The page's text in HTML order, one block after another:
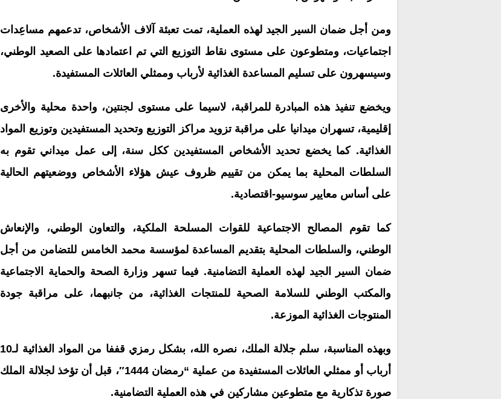
ومن أجل ضمان السير الجيد لهذه العملية، تمت تعبئة آلاف الأشخاص، تدعمهم مساعِدات
اجتماعيات، ومتطوعون على مستوى نقاط التوزيع التي تم اعتمادها على الصعيد الوطني،
وسيسهرون على تسليم المساعدة الغذائية لأرباب وممثلي العائلات المستفيدة.
ويخضع تنفيذ هذه المبادرة للمراقبة، لاسيما على مستوى لجنتين، واحدة محلية والأخرى
إقليمية، تسهران ميدانيا على مراقبة تزويد مراكز التوزيع وتحديد المستفيدين وتوزيع المواد
الغذائية. كما يخضع تحديد الأشخاص المستفيدين ككل سنة، إلى عمل ميداني تقوم به
السلطات المحلية بما يمكن من تقييم ظروف عيش هؤلاء الأشخاص ووضعيتهم الحالية
على أساس معايير سوسيو-اقتصادية.
كما تقوم المصالح الاجتماعية للقوات المسلحة الملكية، والتعاون الوطني، والإنعاش
الوطني، والسلطات المحلية بتقديم المساعدة لمؤسسة محمد الخامس للتضامن من أجل
ضمان السير الجيد لهذه العملية التضامنية. فيما تسهر وزارة الصحة والحماية الاجتماعية
والمكتب الوطني للسلامة الصحية للمنتجات الغذائية، من جانبهما، على مراقبة جودة
المنتوجات الغذائية الموزعة.
وبهذه المناسبة، سلم جلالة الملك، نصره الله، بشكل رمزي قففا من المواد الغذائية لـ10
أرباب أو ممثلي العائلات المستفيدة من عملية “رمضان 1444″، قبل أن تؤخذ لجلالة الملك
صورة تذكارية مع متطوعين مشاركين في هذه العملية التضامنية.